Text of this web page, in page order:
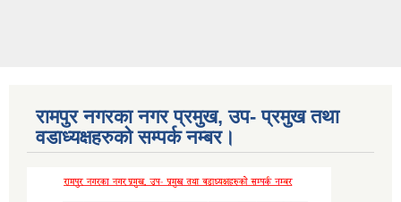
रामपुर नगरका नगर प्रमुख, उप- प्रमुख तथा
वडाध्यक्षहरुको सम्पर्क नम्बर।